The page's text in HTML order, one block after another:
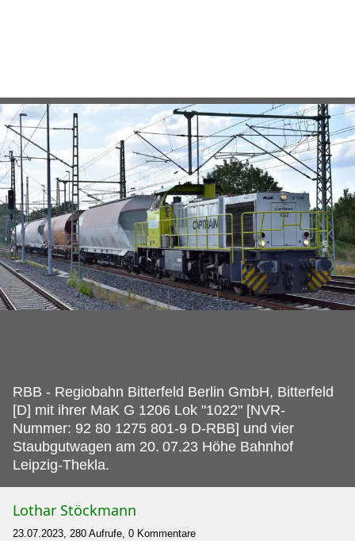
RBB - Regiobahn Bitterfeld Berlin GmbH, Bitterfeld
[D] mit ihrer MaK G 1206 Lok "1022" [NVR-
Nummer: 92 80 1275 801-9 D-RBB] und vier
Staubgutwagen am 20. 07.23 Höhe Bahnhof
Leipzig-Thekla.
Lothar Stöckmann
23.07.2023, 280 Aufrufe, 0 Kommentare